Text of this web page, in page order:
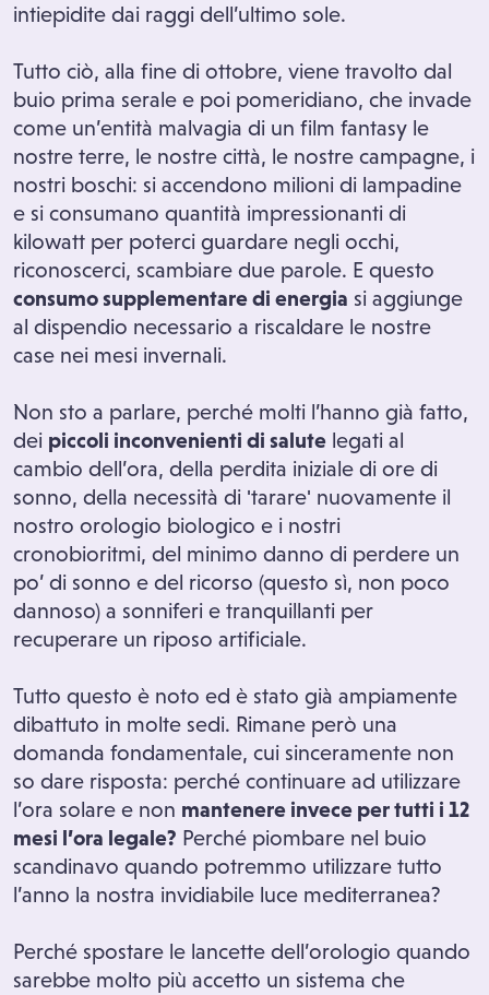
intiepidite dai raggi dell’ultimo sole.
Tutto ciò, alla fine di ottobre, viene travolto dal
buio prima serale e poi pomeridiano, che invade
come un’entità malvagia di un film fantasy le
nostre terre, le nostre città, le nostre campagne, i
nostri boschi: si accendono milioni di lampadine
e si consumano quantità impressionanti di
kilowatt per poterci guardare negli occhi,
riconoscerci, scambiare due parole. E questo
consumo supplementare di energia si aggiunge
al dispendio necessario a riscaldare le nostre
case nei mesi invernali.
Non sto a parlare, perché molti l’hanno già fatto,
dei piccoli inconvenienti di salute legati al
cambio dell’ora, della perdita iniziale di ore di
sonno, della necessità di 'tarare' nuovamente il
nostro orologio biologico e i nostri
cronobioritmi, del minimo danno di perdere un
po’ di sonno e del ricorso (questo sì, non poco
dannoso) a sonniferi e tranquillanti per
recuperare un riposo artificiale.
Tutto questo è noto ed è stato già ampiamente
dibattuto in molte sedi. Rimane però una
domanda fondamentale, cui sinceramente non
so dare risposta: perché continuare ad utilizzare
l’ora solare e non mantenere invece per tutti i 12
mesi l’ora legale? Perché piombare nel buio
scandinavo quando potremmo utilizzare tutto
l’anno la nostra invidiabile luce mediterranea?
Perché spostare le lancette dell’orologio quando
sarebbe molto più accetto un sistema che